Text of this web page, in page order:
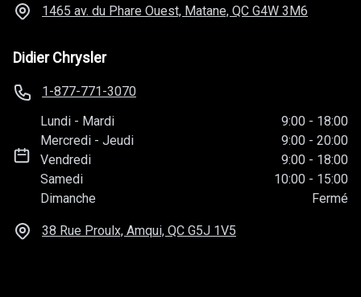
1465 av. du Phare Ouest, Matane, QC G4W 3M6
Didier Chrysler
1-877-771-3070
Lundi - Mardi 9:00 - 18:00
Mercredi -Jeudi 9:00 - 20:00
Vendredi
9:00 - 18:00
Samedi
10:00 - 15:00
Dimanche
Fermé
38 Rue Proulx, Amqui, QC G5J 1V5